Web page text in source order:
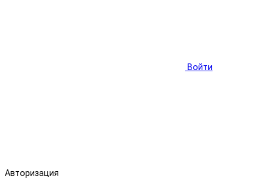
Войти
Авторизация